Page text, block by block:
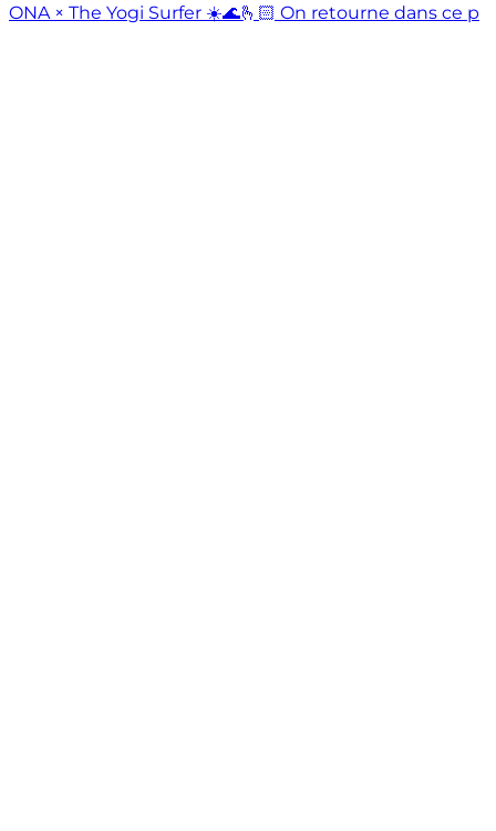
ONA × The Yogi Surfer ☀️🌊🫰🏻 On retourne dans ce p